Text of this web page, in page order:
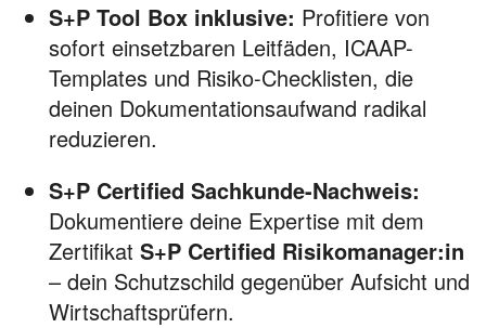
S+P Tool Box inklusive: Profitiere von
sofort einsetzbaren Leitfäden, ICAAP-
Templates und Risiko-Checklisten, die
deinen Dokumentationsaufwand radikal
reduzieren.
S+P Certified Sachkunde-Nachweis:
Dokumentiere deine Expertise mit dem
Zertifikat S+P Certified Risikomanager:in
– dein Schutzschild gegenüber Aufsicht und
Wirtschaftsprüfern.